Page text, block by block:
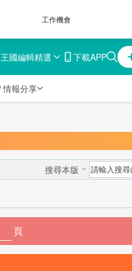
工作機會
國編輯精選 下載APP
情報分享
搜尋本版
頁